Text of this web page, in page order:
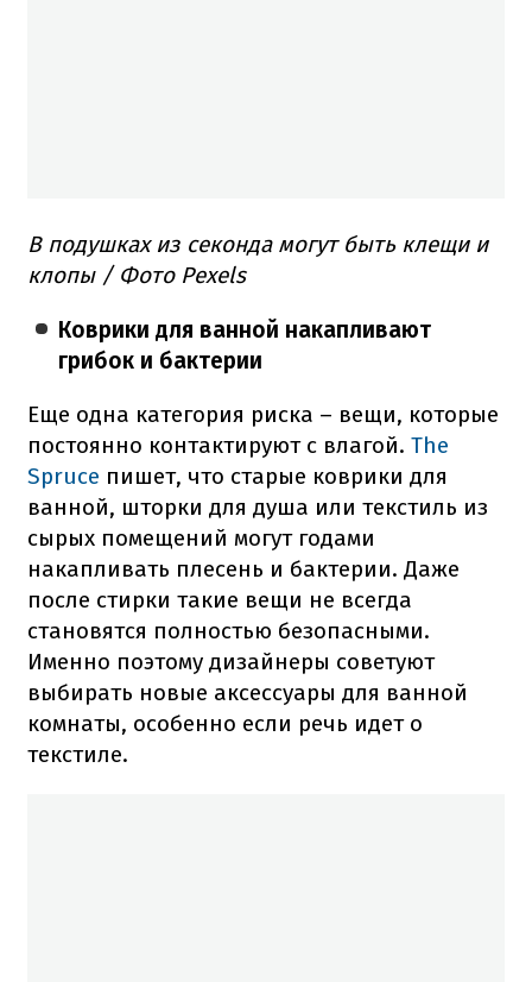
В подушках из секонда могут быть клещи и
клопы / Фото Pexels
Коврики для ванной накапливают
грибок и бактерии
Еще одна категория риска – вещи, которые
постоянно контактируют с влагой. The
Spruce пишет, что старые коврики для
ванной, шторки для душа или текстиль из
сырых помещений могут годами
накапливать плесень и бактерии. Даже
после стирки такие вещи не всегда
становятся полностью безопасными.
Именно поэтому дизайнеры советуют
выбирать новые аксессуары для ванной
комнаты, особенно если речь идет о
текстиле.